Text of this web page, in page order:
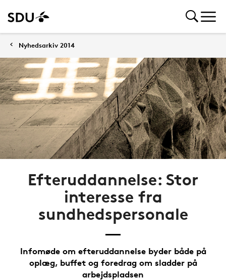
Nyhedsarkiv 2014
Efteruddannelse: Stor
interesse fra
sundhedspersonale
Infomøde om efteruddannelse byder både på
oplæg, buffet og foredrag om sladder på
arbejdspladsen